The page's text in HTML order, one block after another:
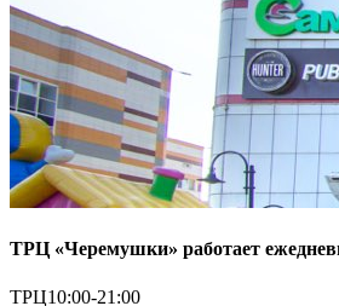
ТРЦ «Черемушки» работает
ТРЦ10:00-21:00